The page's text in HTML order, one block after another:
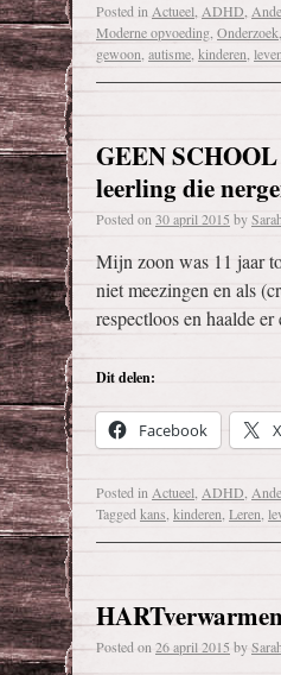
Posted in Actueel ADHD
Moderne opvoeding Onderzoek
gewoon autisme kinderen
GEEN
leerling die
Posted on 30 april 2015 by
Mijn zoon was 11 jaar
niet meezingen en als
respectloos en haalde
Dit delen:
Facebook X
Posted in Actueel ADHD
Tagged kans kinderen Leren
Posted on 26 april 2015 by